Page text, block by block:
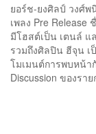
ยอร์ช-ยงศิลป์ วงศ์พ
เพลง Pre Release
มีโฮสต์เป็น เตนล์ แ
รวมถึงศิลปิน ฮีจุน เ
โมเมนต์การพบหน้า
Discussion ของรา